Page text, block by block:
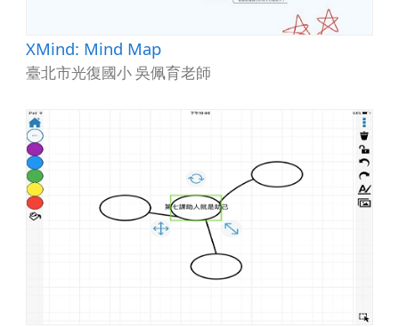
XMind: Mind Map
臺北市光復國小 吳佩育老師